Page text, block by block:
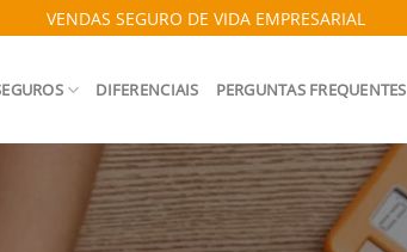
VENDAS SEGURO DE VIDA EMPRESARIAL
DIFERENCIAIS PERGUNTAS FREQUENTES